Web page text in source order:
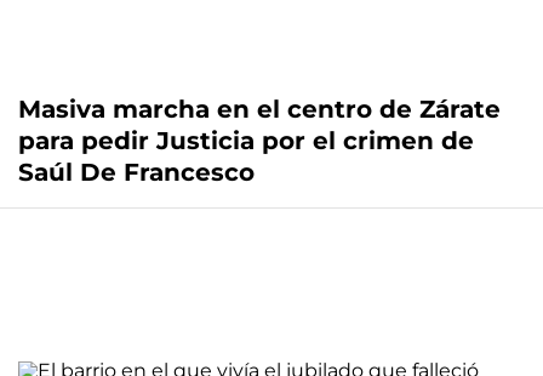
Masiva marcha en el centro de Zárate
para pedir Justicia por el crimen de
Saúl De Francesco